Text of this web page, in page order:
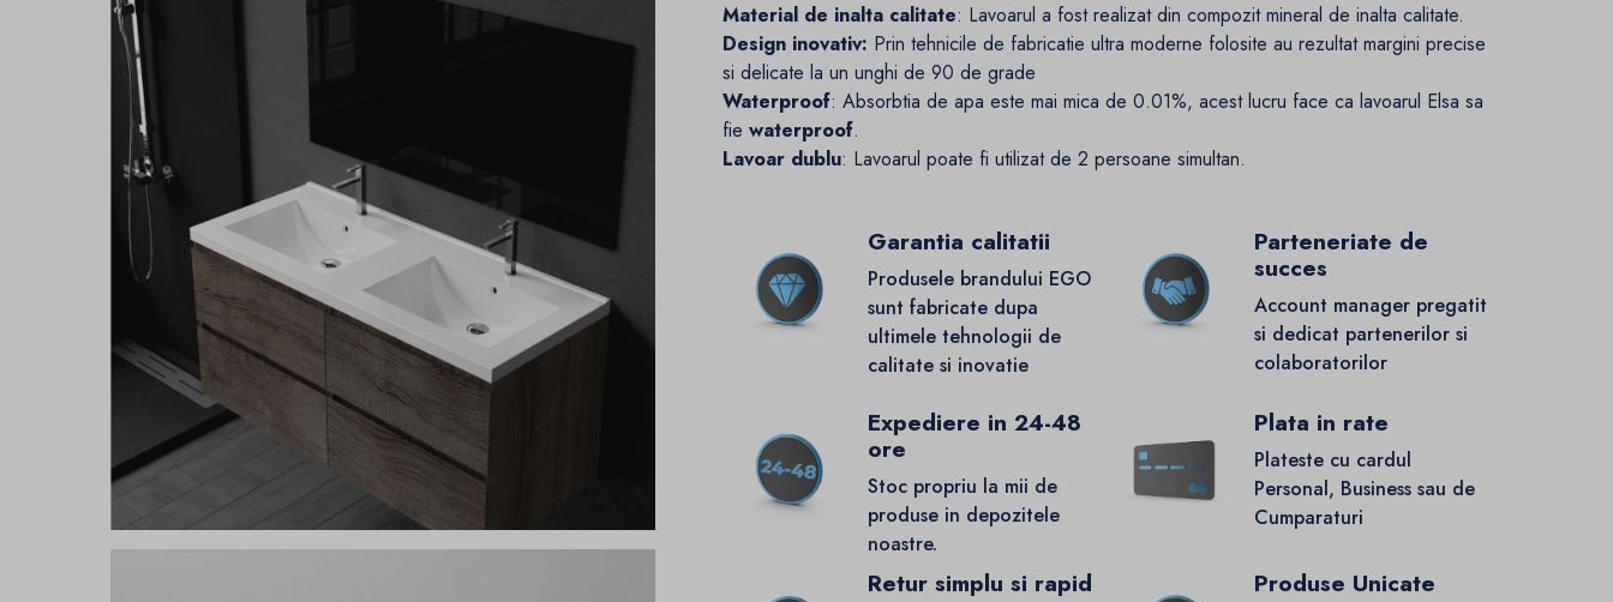
Material de inalta calitate: Lavoarul a fost realizat din compozit mineral de inalta calitate.
Design inovativ: Prin tehnicile de fabricatie ultra moderne folosite au rezultat margini precise
si delicate la un unghi de 90 de grade
Waterproof: Absorbtia de apa este mai mica de 0.01%, acest lucru face ca lavoarul Elsa sa
fiewaterproof.
Lavoar dublu: Lavoarul poate fi utilizat de 2 persoane simultan.
Garantia calitatii
Produsele brandului EGO
sunt fabricate dupa
ultimele tehnologii de
calitate si inovatie
Parteneriate de
succes
Account manager pregatit
si dedicat partenerilor si
colaboratorilor
Expediere in 24-48
ore
Stoc propriu la mii de
produse in depozitele
noastre.
Plata in rate
Plateste cu cardul
Personal, Business sau de
Cumparaturi
Retur simplu si rapid Produse Unicate